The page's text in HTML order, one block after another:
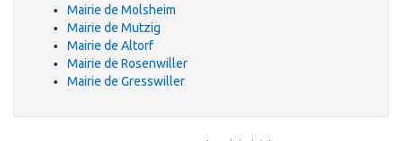
Mairie de Molsheim
Mairie de Mutzig
Mairie de Altorf
Mairie de Rosenwiller
Mairie de Gresswiller